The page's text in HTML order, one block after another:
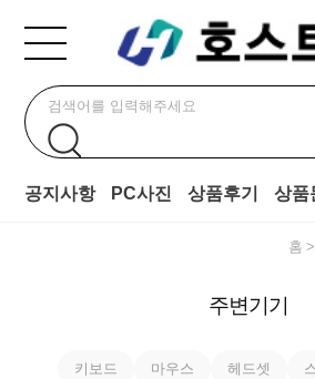
공지사항 PC사진 상품후기 상품
홈
주변기기
키보드 마우스 헤드셋